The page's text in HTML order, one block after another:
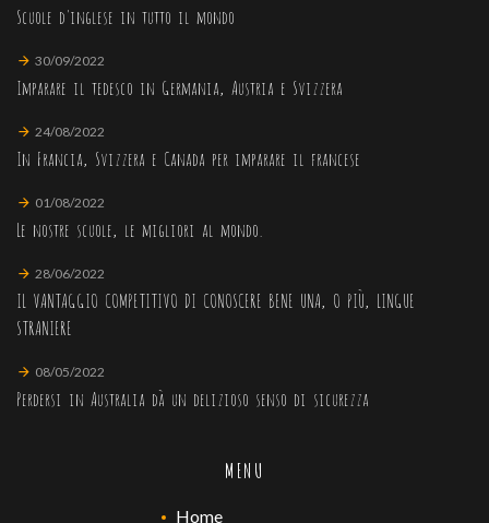
Scuole d'inglese in tutto il mondo
30/09/2022
Imparare il tedesco in Germania, Austria e Svizzera
24/08/2022
In Francia, Svizzera e Canada per imparare il francese
01/08/2022
Le nostre scuole, le migliori al mondo.
28/06/2022
IL VANTAGGIO COMPETITIVO DI CONOSCERE BENE UNA, O PIÙ, LINGUE
STRANIERE
08/05/2022
Perdersi in Australia dà un delizioso senso di sicurezza
MENU
Home